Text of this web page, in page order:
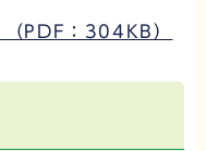
（PDF：304KB）